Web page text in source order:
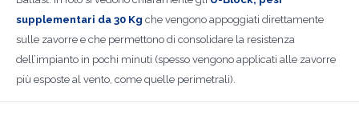
supplementari da 30 Kg che vengono appoggiati direttamente
sulle zavorre e che permettono di consolidare la resistenza
dell’impianto in pochi minuti (spesso vengono applicati alle zavorre
più esposte al vento, come quelle perimetrali).